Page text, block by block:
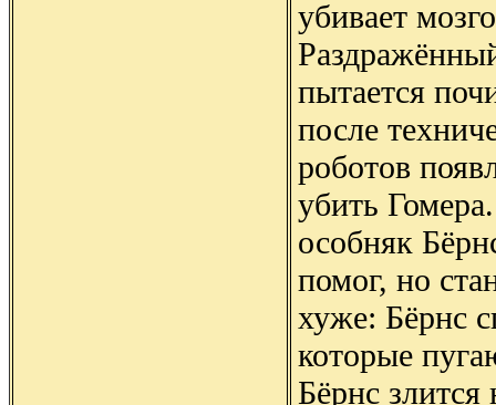
убивает
пытается
после
роботов
убить
особняк
помог, но
хуже: Бёрнс
которые
Бёрнс